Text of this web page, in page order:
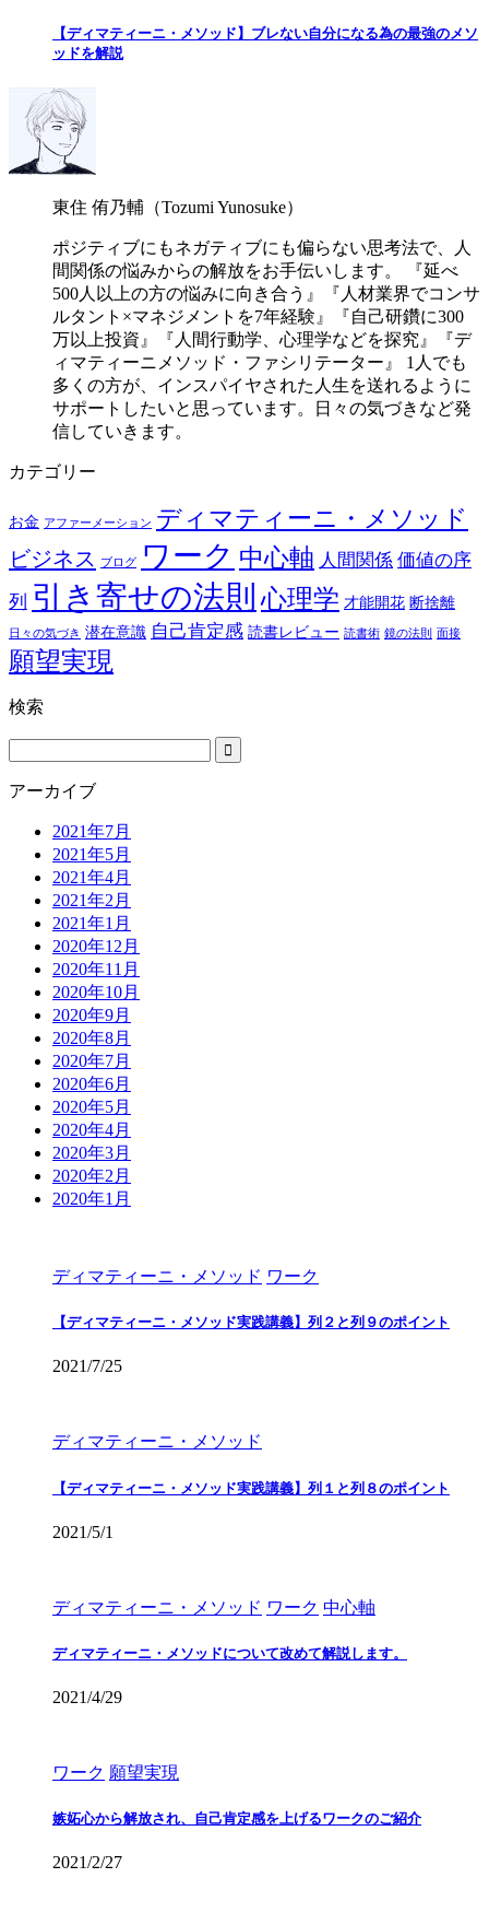
【ディマティーニ・メソッド】ブレない自分になる為の最強のメソ
ッドを解説
東住 侑乃輔（Tozumi Yunosuke）
ポジティブにもネガティブにも偏らない思考法で、人
間関係の悩みからの解放をお手伝いします。 『延べ
500人以上の方の悩みに向き合う』『人材業界でコンサ
ルタント×マネジメントを7年経験』『自己研鑽に300
万以上投資』『人間行動学、心理学などを探究』『デ
ィマティーニメソッド・ファシリテーター』 1人でも
多くの方が、インスパイヤされた人生を送れるように
サポートしたいと思っています。日々の気づきなど発
信していきます。
カテゴリー
お金 アファーメーション ディマティーニ・メソッド
ビジネス ブログ ワーク 中心軸 人間関係 価値の序
列 引き寄せの法則 心理学 才能開花 断捨離
日々の気づき 潜在意識 自己肯定感 読書レビュー 読書術 鏡の法則 面接
願望実現
検索
アーカイブ
2021年7月
2021年5月
2021年4月
2021年2月
2021年1月
2020年12月
2020年11月
2020年10月
2020年9月
2020年8月
2020年7月
2020年6月
2020年5月
2020年4月
2020年3月
2020年2月
2020年1月
ディマティーニ・メソッド ワーク
【ディマティーニ・メソッド実践講義】列２と列９のポイント
2021/7/25
ディマティーニ・メソッド
【ディマティーニ・メソッド実践講義】列１と列８のポイント
2021/5/1
ディマティーニ・メソッド ワーク 中心軸
ディマティーニ・メソッドについて改めて解説します。
2021/4/29
ワーク 願望実現
嫉妬心から解放され、自己肯定感を上げるワークのご紹介
2021/2/27